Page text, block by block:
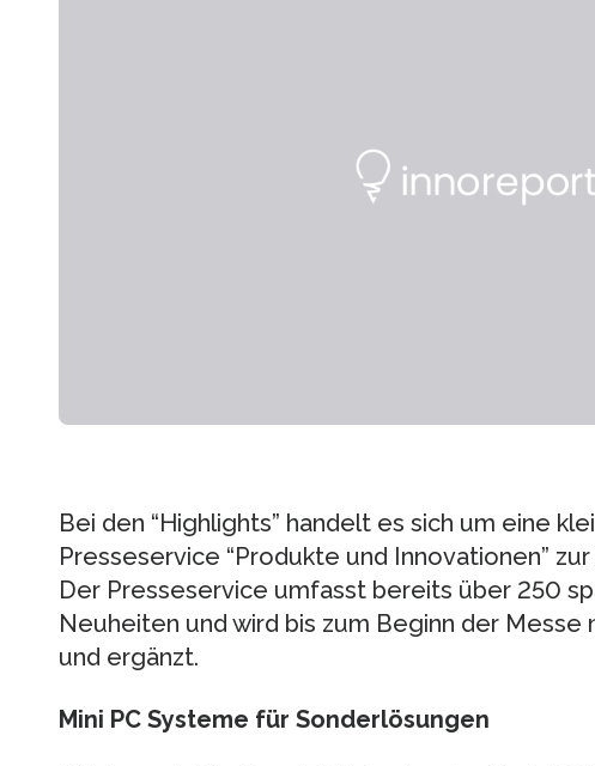
Bei den “Highlights” handelt es sich um eine
Presseservice “Produkte und Innovationen”
Der Presseservice umfasst bereits über 250
Neuheiten und wird bis zum Beginn der
und ergänzt.
Mini PC Systeme für Sonderlösungen